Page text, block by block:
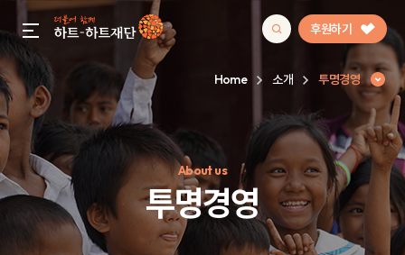
gnb menu open 후원하기
인기 키워드
#정기후원
#하트플레이스#캠페인#팬덤후원
Home 소개 투명경영
About us
투명경영